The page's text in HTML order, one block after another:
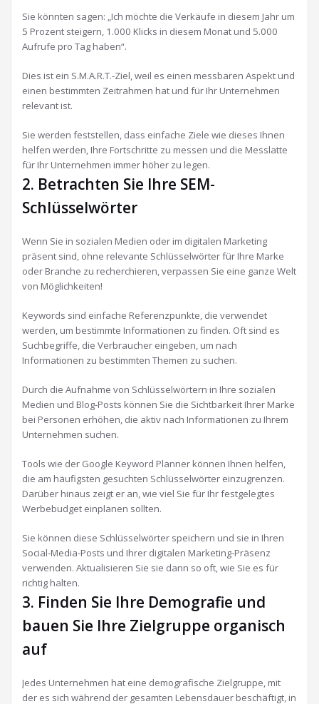
Sie könnten sagen: „Ich möchte die Verkäufe in diesem Jahr um
5 Prozent steigern, 1.000 Klicks in diesem Monat und 5.000
Aufrufe pro Tag haben“.
Dies ist ein S.M.A.R.T.-Ziel, weil es einen messbaren Aspekt und
einen bestimmten Zeitrahmen hat und für Ihr Unternehmen
relevant ist.
Sie werden feststellen, dass einfache Ziele wie dieses Ihnen
helfen werden, Ihre Fortschritte zu messen und die Messlatte
für Ihr Unternehmen immer höher zu legen.
2. Betrachten Sie Ihre SEM-
Schlüsselwörter
Wenn Sie in sozialen Medien oder im digitalen Marketing
präsent sind, ohne relevante Schlüsselwörter für Ihre Marke
oder Branche zu recherchieren, verpassen Sie eine ganze Welt
von Möglichkeiten!
Keywords sind einfache Referenzpunkte, die verwendet
werden, um bestimmte Informationen zu finden. Oft sind es
Suchbegriffe, die Verbraucher eingeben, um nach
Informationen zu bestimmten Themen zu suchen.
Durch die Aufnahme von Schlüsselwörtern in Ihre sozialen
Medien und Blog-Posts können Sie die Sichtbarkeit Ihrer Marke
bei Personen erhöhen, die aktiv nach Informationen zu Ihrem
Unternehmen suchen.
Tools wie der Google Keyword Planner können Ihnen helfen,
die am häufigsten gesuchten Schlüsselwörter einzugrenzen.
Darüber hinaus zeigt er an, wie viel Sie für Ihr festgelegtes
Werbebudget einplanen sollten.
Sie können diese Schlüsselwörter speichern und sie in Ihren
Social-Media-Posts und Ihrer digitalen Marketing-Präsenz
verwenden. Aktualisieren Sie sie dann so oft, wie Sie es für
richtig halten.
3. Finden Sie Ihre Demografie und
bauen Sie Ihre Zielgruppe organisch
auf
Jedes Unternehmen hat eine demografische Zielgruppe, mit
der es sich während der gesamten Lebensdauer beschäftigt, in